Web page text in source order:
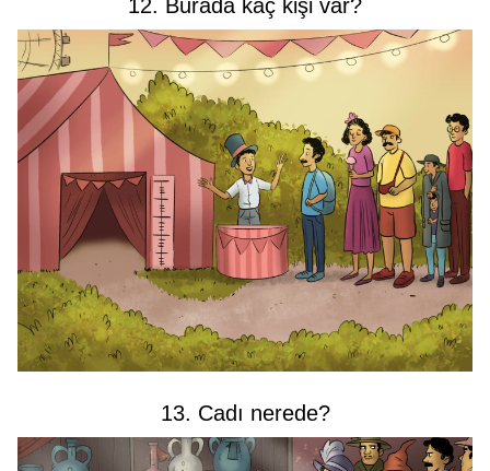
12. Burada kaç kişi var?
13. Cadı nerede?